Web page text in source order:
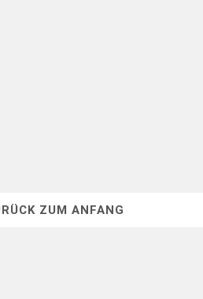
ZUM ANFANG